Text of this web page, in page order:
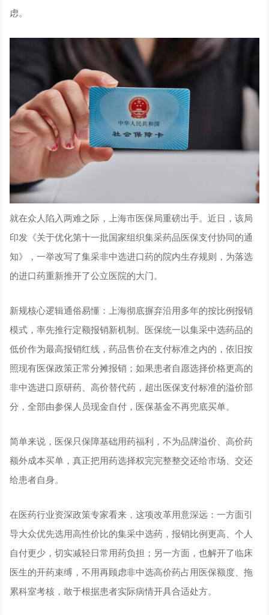
虑。
就在众人陷入两难之际，上海市医保局重磅出手。近日，该局
印发《关于优化第十一批国家组织集采药品医保支付协同的通
知》，一举改写了集采非中选进口药的院内生存规则，为落选
的进口药重新推开了公立医院的大门。
新规核心逻辑通俗易懂：上海彻底摒弃沿用多年的按比例报销
模式，率先推行定额报销新机制。医保统一以集采中选药品的
低价作为最高报销红线，药品售价在支付标准之内的，依旧按
照现有医保政策正常分摊报销；如果患者自愿选择价格更高的
非中选进口原研药、高价替代药，超出医保支付标准的溢价部
分，全部由参保人员现金自付，医保基金不再兜底买单。
简单来说，医保只保障基础用药福利，不为品牌溢价、高价药
额外成本买单，真正把用药选择权完完整整交还给市场、交还
给患者自身。
在医药行业资深政策专家看来，这项改革用意深远：一方面引
导大众优先选用高性价比的集采中选药，报销比例更高、个人
自付更少，切实减轻日常用药负担；另一方面，也解开了临床
医生的开药束缚，不用再顾虑非中选高价药占用医保额度、拖
累科室考核，敢于根据患者实际病情开具合适处方。